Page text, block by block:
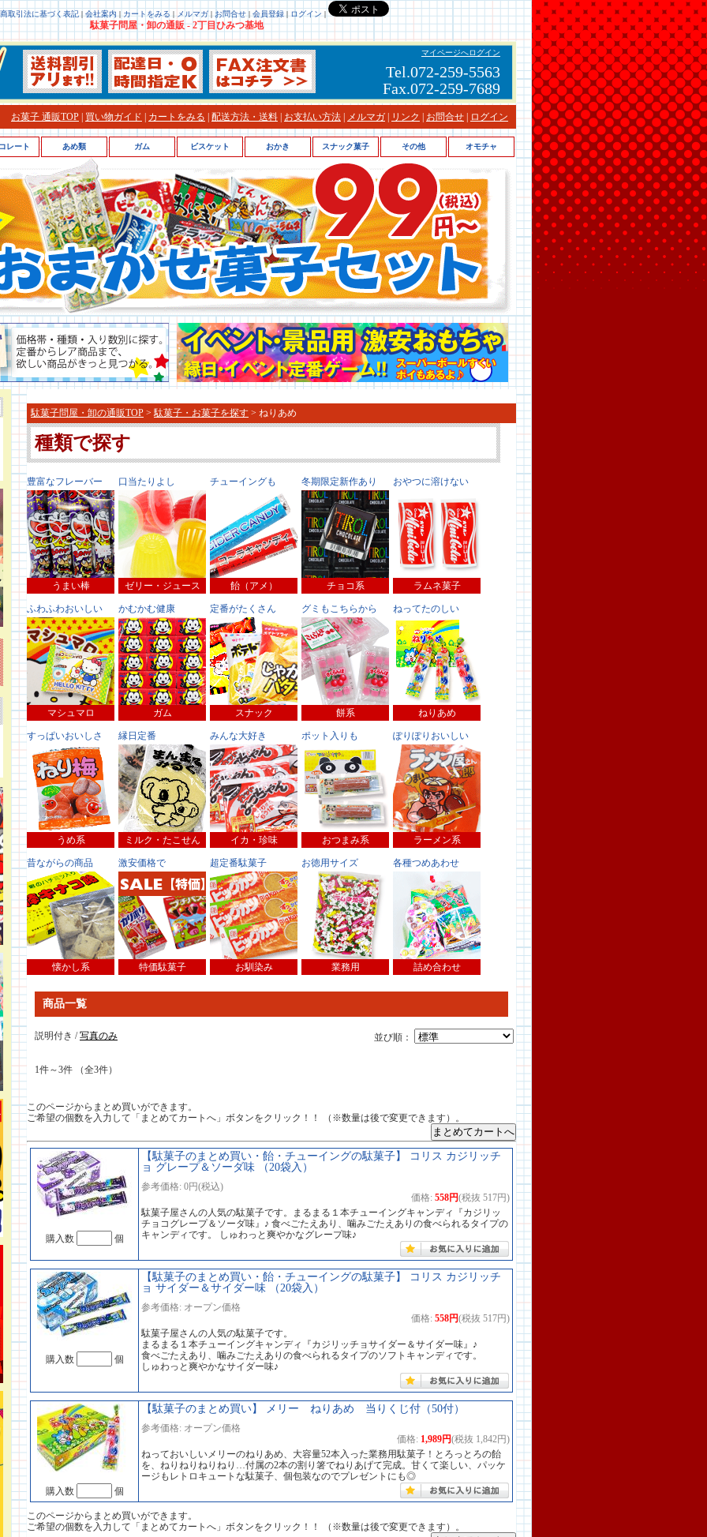
取引法に基づく表記 | 会社案内 | カートをみる | メルマガ| お問合せ| 会員登録| ログイン |
駄菓子問屋・卸の通販 - 2丁目ひみつ基地
マイページへログイン
Tel.072-259-5563
Fax.072-259-7689
お菓子 通販TOP 買い物ガイド カートをみる 配送方法・送料 お支払い方法 メルマガ リンク お問合せ ログイン
駄菓子問屋・卸の通販TOP >駄菓子・お菓子を探す > ねりあめ
種類で探す
豊富なフレーバー
うまい棒
口当たりよし
ゼリー・ジュース
チューイングも
飴（アメ）
冬期限定新作あり
チョコ系
おやつに溶けない
ラムネ菓子
ふわふわおいしい
マシュマロ
かむかむ健康
ガム
定番がたくさん
スナック
グミもこちらから
餅系
ねってたのしい
ねりあめ
すっぱいおいしさ
うめ系
縁日定番
ミルク・たこせん
みんな大好き
イカ・珍味
ポット入りも
おつまみ系
ぽりぽりおいしい
ラーメン系
昔ながらの商品
懐かし系
激安価格で
特価駄菓子
超定番駄菓子
お馴染み
お徳用サイズ
業務用
各種つめあわせ
詰め合わせ
商品一覧
並び順：
説明付き /写真のみ
1件～3件 （全3件）
このページからまとめ買いができます。
ご希望の個数を入力して「まとめてカートへ」ボタンをクリック！！ （※数量は後で変更できます）。
購入数 個
【駄菓子のまとめ買い・飴・チューイングの駄菓子】 コリス カジリッチ
ョ グレープ＆ソーダ味 （20袋入）
参考価格: 0円(税込)
価格: 558円(税抜 517円)
駄菓子屋さんの人気の駄菓子です。まるまる１本チューイングキャンディ『カジリッ
チョコグレープ＆ソーダ味』♪ 食べごたえあり、噛みごたえありの食べられるタイプの
キャンディです。 しゅわっと爽やかなグレープ味♪
購入数 個
【駄菓子のまとめ買い・飴・チューイングの駄菓子】 コリス カジリッチ
ョ サイダー＆サイダー味 （20袋入）
参考価格: オープン価格
価格: 558円(税抜 517円)
駄菓子屋さんの人気の駄菓子です。
まるまる１本チューイングキャンディ『カジリッチョサイダー＆サイダー味』♪
食べごたえあり、噛みごたえありの食べられるタイプのソフトキャンディです。
しゅわっと爽やかなサイダー味♪
購入数 個
【駄菓子のまとめ買い】 メリー ねりあめ 当りくじ付（50付）
参考価格: オープン価格
価格: 1,989円(税抜 1,842円)
ねっておいしいメリーのねりあめ、大容量52本入った業務用駄菓子！とろっとろの飴
を、ねりねりねりねり…付属の2本の割り箸でねりあげて完成。甘くて楽しい、パッケ
ージもレトロキュートな駄菓子、個包装なのでプレゼントにも◎
このページからまとめ買いができます。
ご希望の個数を入力して「まとめてカートへ」ボタンをクリック！！ （※数量は後で変更できます）。